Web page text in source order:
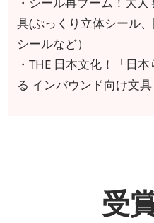
具(ぷっくり立体シール
シールなど）
・THE 日本文化！「日
る インバウンド向け文
受